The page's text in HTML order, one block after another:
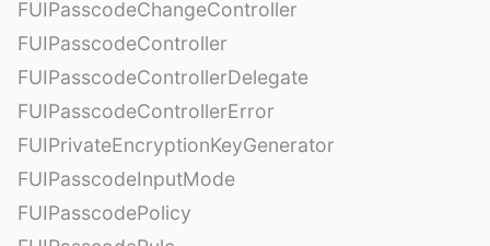
FUIPasscodeChangeController
FUIPasscodeController
FUIPasscodeControllerDelegate
FUIPasscodeControllerError
FUIPrivateEncryptionKeyGenerator
FUIPasscodeInputMode
FUIPasscodePolicy